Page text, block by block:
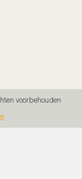
voorbehouden